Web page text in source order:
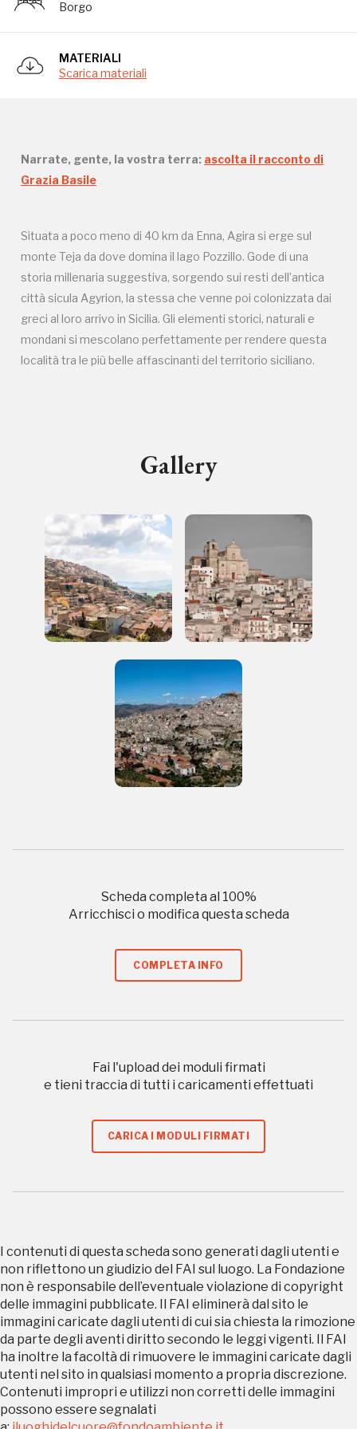
Borgo
MATERIALI
Scarica materiali
Narrate, gente, la vostra terra: ascolta il racconto di
Grazia Basile
Situata a poco meno di 40 km da Enna, Agira si erge sul
monte Teja da dove domina il lago Pozzillo. Gode di una
storia millenaria suggestiva, sorgendo sui resti dell’antica
città sicula Agyrion, la stessa che venne poi colonizzata dai
greci al loro arrivo in Sicilia. Gli elementi storici, naturali e
mondani si mescolano perfettamente per rendere questa
località tra le più belle affascinanti del territorio siciliano.
Gallery
Scheda completa al 100%
Arricchisci o modifica questa scheda
COMPLETA INFO
Fai l'upload dei moduli firmati
e tieni traccia di tutti i caricamenti effettuati
CARICA I MODULI FIRMATI
I contenuti di questa scheda sono generati dagli utenti e
non riflettono un giudizio del FAI sul luogo. La Fondazione
non è responsabile dell’eventuale violazione di copyright
delle immagini pubblicate. Il FAI eliminerà dal sito le
immagini caricate dagli utenti di cui sia chiesta la rimozione
da parte degli aventi diritto secondo le leggi vigenti. Il FAI
ha inoltre la facoltà di rimuovere le immagini caricate dagli
utenti nel sito in qualsiasi momento a propria discrezione.
Contenuti impropri e utilizzi non corretti delle immagini
possono essere segnalati
località tra le più belle affascinanti del territorio
siciliano.
Storico campagne in questo
luogo
I Luoghi del Cuore
Accedi alle informazioni per te più interessanti,
organizzati
REGISTRATI
Regalati 365 giorni di arte e cultura nell'Italia
più bella, risparmiando.
ISCRIVITI AL FAI
Scopri tutte le opportunità riservate agli iscritti
nei Beni FAI tutto l'anno
Sansevero
Palazzo Strozzi
senza di te
FAI - FONDO PER L'AMBIENTE ITALIANO ETS - Via Carlo Foldi, 2 - 20135
Milano
Tel. 02 4676151 - Fax 02 48193631
P.I.: 04358650150 - C.F.: 80102030154 - PEC:
80102030154ri@legalmail.it